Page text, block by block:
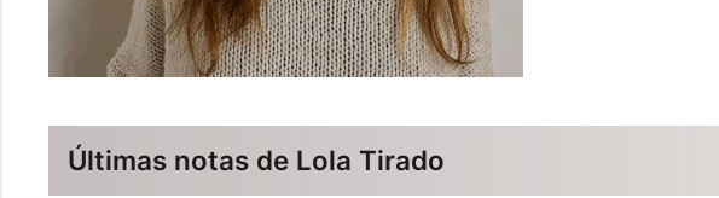
Últimas notas de Lola Tirado